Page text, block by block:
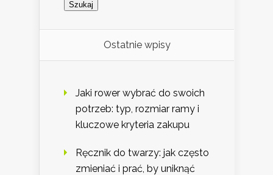
Ostatnie wpisy
Jaki rower wybrać do swoich
potrzeb: typ, rozmiar ramy i
kluczowe kryteria zakupu
Ręcznik do twarzy: jak często
zmieniać i prać, by uniknąć